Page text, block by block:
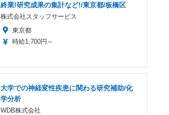
終業!研究成果の集計など!/東京都/板橋区
株式会社スタッフサービス
東京都
時給1,700円～
大学での神経変性疾患に関わる研究補助/化
学分析
WDB株式会社